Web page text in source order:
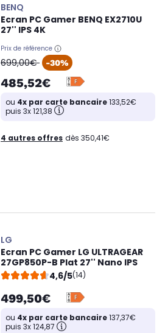
BENQ
Ecran PC Gamer BENQ EX2710U
27'' IPS 4K
Prix de référence
oldPrice
699,00€ -30%
485,52€
ou 4x par carte bancaire133,52€
puis 3x 121,38
4 autres offres dès 350,41€
LG
Ecran PC Gamer LG ULTRAGEAR
27GP850P-B Plat 27'' Nano IPS
4,6/5(14)
499,50€
ou 4x par carte bancaire137,37€
puis 3x 124,87